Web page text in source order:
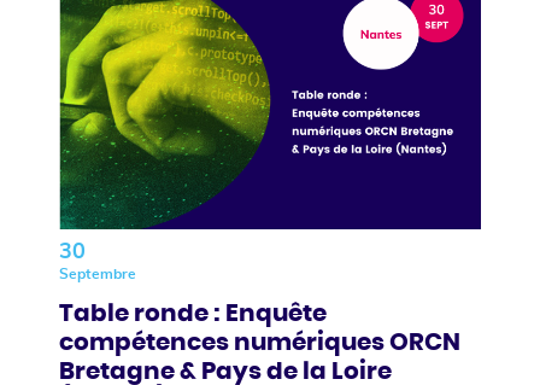
30
Septembre
Table ronde : Enquête
compétences numériques ORCN
Bretagne & Pays de la Loire